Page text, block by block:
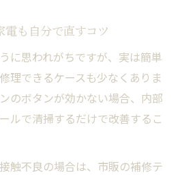
電も自分で直すコツ
に思われがちですが、実は簡単
理できるケースも少なくありま
のボタンが効かない場合、内部
ルで清掃するだけで改善するこ
触不良の場合は、市販の補修テ